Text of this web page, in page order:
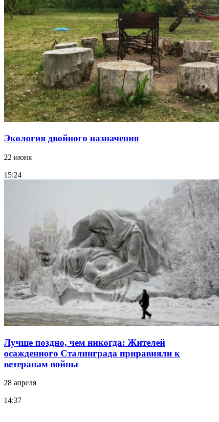
Экология двойного назначения
22 июня
15:24
Лучше поздно, чем никогда: Жителей
осажденного Сталинграда приравняли к
ветеранам войны
28 апреля
14:37